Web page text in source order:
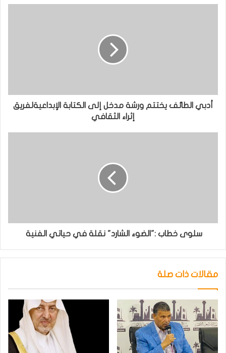
أدبي الطائف يختتم ورشة مدخل إلى الكتابة الإبداعيةلفريق
إثراء الثقافي
سلوى خطاب :"الضوء الشارد" نقلة في حياتي الفنية
مقالات ذات صلة